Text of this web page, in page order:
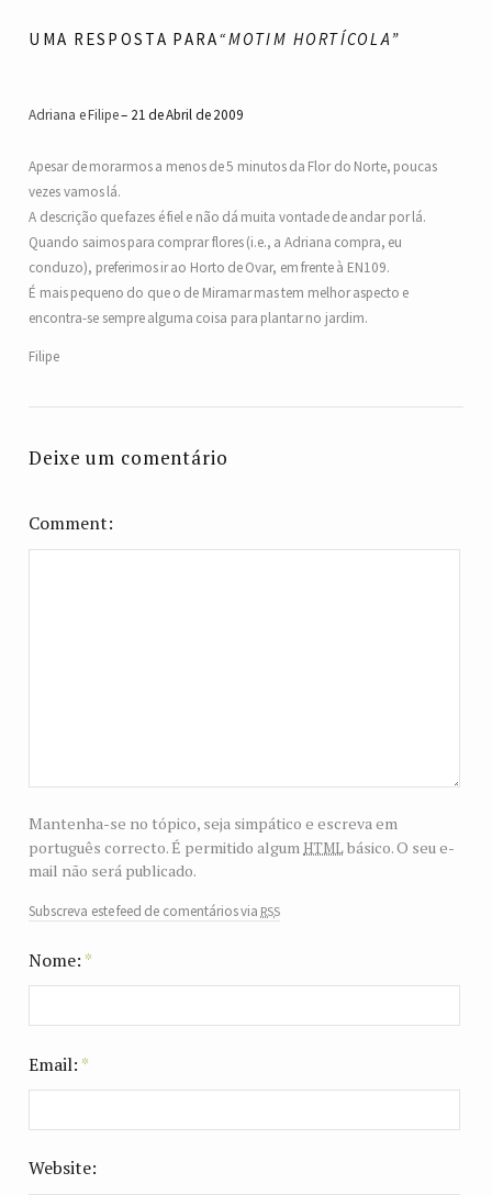
UMA RESPOSTA PARA“MOTIM HORTÍCOLA”
Adriana e Filipe 21 de Abril de 2009
Apesar de morarmos a menos de 5 minutos da Flor do Norte, poucas
vezes vamos lá.
A descrição que fazes é fiel e não dá muita vontade de andar por lá.
Quando saimos para comprar flores (i.e., a Adriana compra, eu
conduzo), preferimos ir ao Horto de Ovar, em frente à EN109.
É mais pequeno do que o de Miramar mas tem melhor aspecto e
encontra-se sempre alguma coisa para plantar no jardim.
Filipe
Deixe um comentário
Comment
Mantenha-se no tópico, seja simpático e escreva em
português correcto. É permitido algum htmlbásico. O seu e-
mail não será publicado.
Subscreva este feed de comentários via rss
Nome: *
Email: *
Website: